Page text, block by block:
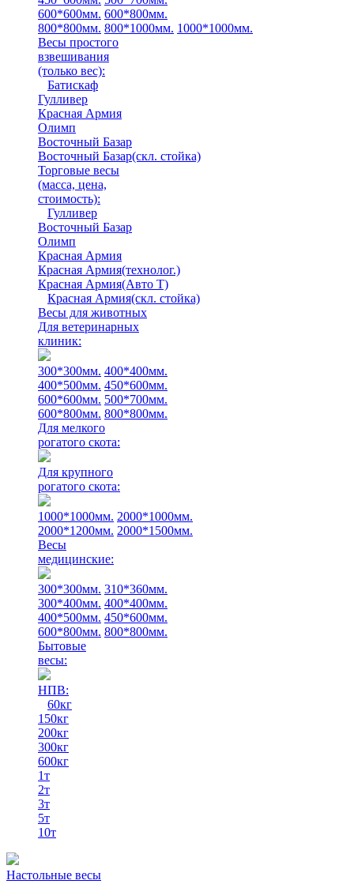
600*600мм. 600*800мм.
800*800мм. 800*1000мм. 1000*1000мм.
Весы простого
взвешивания
(только вес):
Батискаф
Гулливер
Красная Армия
Олимп
Восточный Базар
Восточный Базар(скл. стойка)
Торговые весы
(масса, цена,
стоимость):
Гулливер
Восточный Базар
Олимп
Красная Армия
Красная Армия(технолог.)
Красная Армия(Авто Т)
Красная Армия(скл. стойка)
Весы для животных
Для ветеринарных
клиник:
300*300мм. 400*400мм.
400*500мм. 450*600мм.
600*600мм. 500*700мм.
600*800мм. 800*800мм.
Для мелкого
рогатого скота:
Для крупного
рогатого скота:
1000*1000мм. 2000*1000мм.
2000*1200мм. 2000*1500мм.
Весы
медицинские:
300*300мм. 310*360мм.
300*400мм. 400*400мм.
400*500мм. 450*600мм.
600*800мм. 800*800мм.
Бытовые
весы:
НПВ:
60кг
150кг
200кг
300кг
600кг
1т
2т
3т
5т
10т
Настольные весы